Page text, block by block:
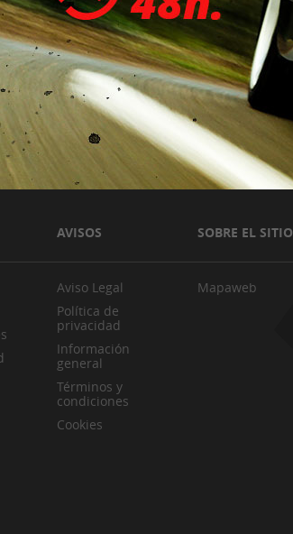
AVISOS SOBRE EL SITIO
Aviso Legal
Política de
privacidad
Información
general
Términos y
condiciones
Cookies
Mapaweb